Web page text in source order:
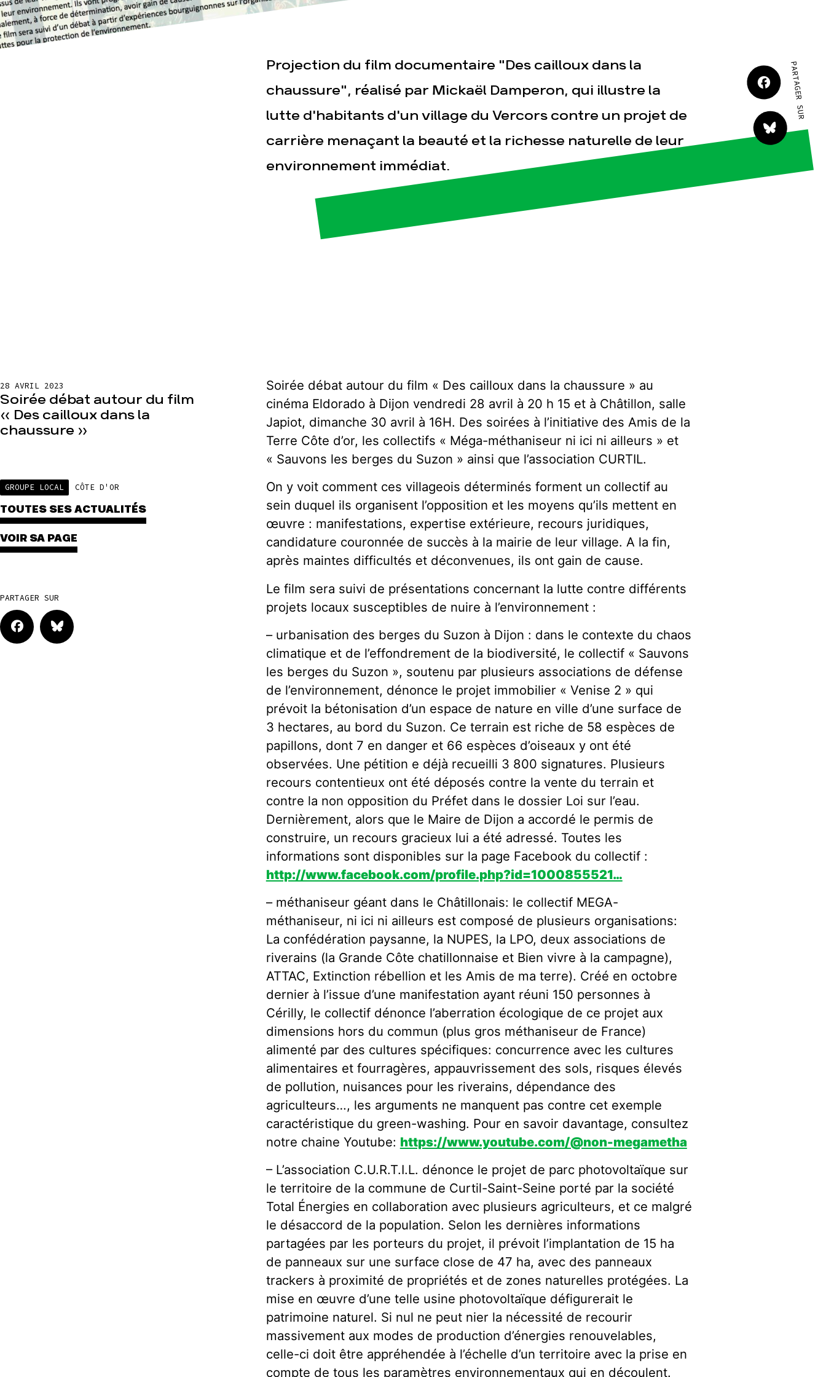
Espace presse Publications Contact
Projection du film documentaire "Des cailloux dans la
chaussure", réalisé par Mickaël Damperon, qui illustre la
lutte d'habitants d'un village du Vercors contre un projet de
carrière menaçant la beauté et la richesse naturelle de leur
environnement immédiat.
PARTAGER SUR
28 AVRIL 2023
Soirée débat autour du film
« Des cailloux dans la
chaussure »
GROUPE LOCAL CÔTE D'OR
TOUTES SES ACTUALITÉS
VOIR SA PAGE
PARTAGER SUR
Soirée débat autour du film « Des cailloux dans la chaussure » au
cinéma Eldorado à Dijon vendredi 28 avril à 20 h 15 et à Châtillon, salle
Japiot, dimanche 30 avril à 16H. Des soirées à l’initiative des Amis de la
Terre Côte d’or, les collectifs « Méga-méthaniseur ni ici ni ailleurs » et
« Sauvons les berges du Suzon » ainsi que l’association CURTIL.
On y voit comment ces villageois déterminés forment un collectif au
sein duquel ils organisent l’opposition et les moyens qu’ils mettent en
œuvre : manifestations, expertise extérieure, recours juridiques,
candidature couronnée de succès à la mairie de leur village. A la fin,
après maintes difficultés et déconvenues, ils ont gain de cause.
Le film sera suivi de présentations concernant la lutte contre différents
projets locaux susceptibles de nuire à l’environnement :
– urbanisation des berges du Suzon à Dijon : dans le contexte du chaos
climatique et de l’effondrement de la biodiversité, le collectif « Sauvons
les berges du Suzon », soutenu par plusieurs associations de défense
de l’environnement, dénonce le projet immobilier « Venise 2 » qui
prévoit la bétonisation d’un espace de nature en ville d’une surface de
3 hectares, au bord du Suzon. Ce terrain est riche de 58 espèces de
papillons, dont 7 en danger et 66 espèces d’oiseaux y ont été
observées. Une pétition e déjà recueilli 3 800 signatures. Plusieurs
recours contentieux ont été déposés contre la vente du terrain et
contre la non opposition du Préfet dans le dossier Loi sur l’eau.
Dernièrement, alors que le Maire de Dijon a accordé le permis de
construire, un recours gracieux lui a été adressé. Toutes les
informations sont disponibles sur la page Facebook du collectif :
http://www.facebook.com/profile.php?id=1000855521…
– méthaniseur géant dans le Châtillonais: le collectif MEGA-
méthaniseur, ni ici ni ailleurs est composé de plusieurs organisations:
La confédération paysanne, la NUPES, la LPO, deux associations de
riverains (la Grande Côte chatillonnaise et Bien vivre à la campagne),
ATTAC, Extinction rébellion et les Amis de ma terre). Créé en octobre
dernier à l’issue d’une manifestation ayant réuni 150 personnes à
Cérilly, le collectif dénonce l’aberration écologique de ce projet aux
dimensions hors du commun (plus gros méthaniseur de France)
alimenté par des cultures spécifiques: concurrence avec les cultures
alimentaires et fourragères, appauvrissement des sols, risques élevés
de pollution, nuisances pour les riverains, dépendance des
agriculteurs…, les arguments ne manquent pas contre cet exemple
caractéristique du green-washing. Pour en savoir davantage, consultez
notre chaine Youtube: https://www.youtube.com/@non-megametha
– L’association C.U.R.T.I.L. dénonce le projet de parc photovoltaïque sur
le territoire de la commune de Curtil-Saint-Seine porté par la société
Total Énergies en collaboration avec plusieurs agriculteurs, et ce malgré
le désaccord de la population. Selon les dernières informations
partagées par les porteurs du projet, il prévoit l’implantation de 15 ha
de panneaux sur une surface close de 47 ha, avec des panneaux
trackers à proximité de propriétés et de zones naturelles protégées. La
mise en œuvre d’une telle usine photovoltaïque défigurerait le
patrimoine naturel. Si nul ne peut nier la nécessité de recourir
massivement aux modes de production d’énergies renouvelables,
celle-ci doit être appréhendée à l’échelle d’un territoire avec la prise en
compte de tous les paramètres environnementaux qui en découlent.